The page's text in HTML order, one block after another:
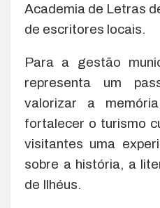
Academia de Letras
de escritores locais.
Para a gestão
representa um
valorizar a
fortalecer o turismo
visitantes uma
sobre a história, a
de Ilhéus.